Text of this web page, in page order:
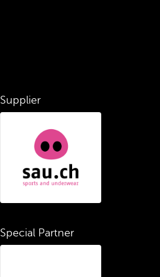
Supplier
Special Partner